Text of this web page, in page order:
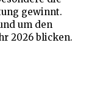
gewinnt.
um den
2026 blicken.